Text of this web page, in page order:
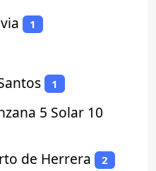
1
1
5 Solar 10
de Herrera 2